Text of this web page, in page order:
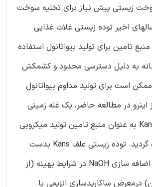
زیستی پیش نیاز برای تخلیه سوخت
اخیر توده زیستی غلات غذایی
تامین برای تولید بیواتانول استفاده
به دلیل دسترسی محدود و کشمکش
ممکن است برای تولید مداوم بیواتانول
اینرو در مطالعه حاضر، یک غله زمینی
زاید به نام علف Kans به عنوان منبع تامین تولید میکروبی
بیواتانول استفاده گردید. توده زیستی علف Kans بدست
امده بعد از پیش اضافه سازی NaOH در شرایط بهینه (از
درمعرض ساکاریدسازی انزیمی با